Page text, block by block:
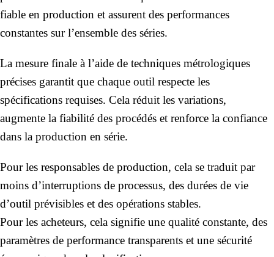
fiable en production et assurent des performances
constantes sur l’ensemble des séries.
La mesure finale à l’aide de techniques métrologiques
précises garantit que chaque outil respecte les
spécifications requises. Cela réduit les variations,
augmente la fiabilité des procédés et renforce la confiance
dans la production en série.
Pour les responsables de production, cela se traduit par
moins d’interruptions de processus, des durées de vie
d’outil prévisibles et des opérations stables.
Pour les acheteurs, cela signifie une qualité constante, des
paramètres de performance transparents et une sécurité
Deutsch English
Français Русский